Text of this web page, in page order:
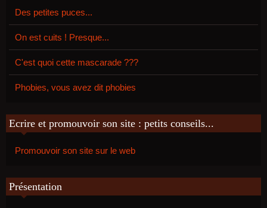
Des petites puces...
On est cuits ! Presque...
C'est quoi cette mascarade ???
Phobies, vous avez dit phobies
Ecrire et promouvoir son site : petits conseils...
Promouvoir son site sur le web
Présentation